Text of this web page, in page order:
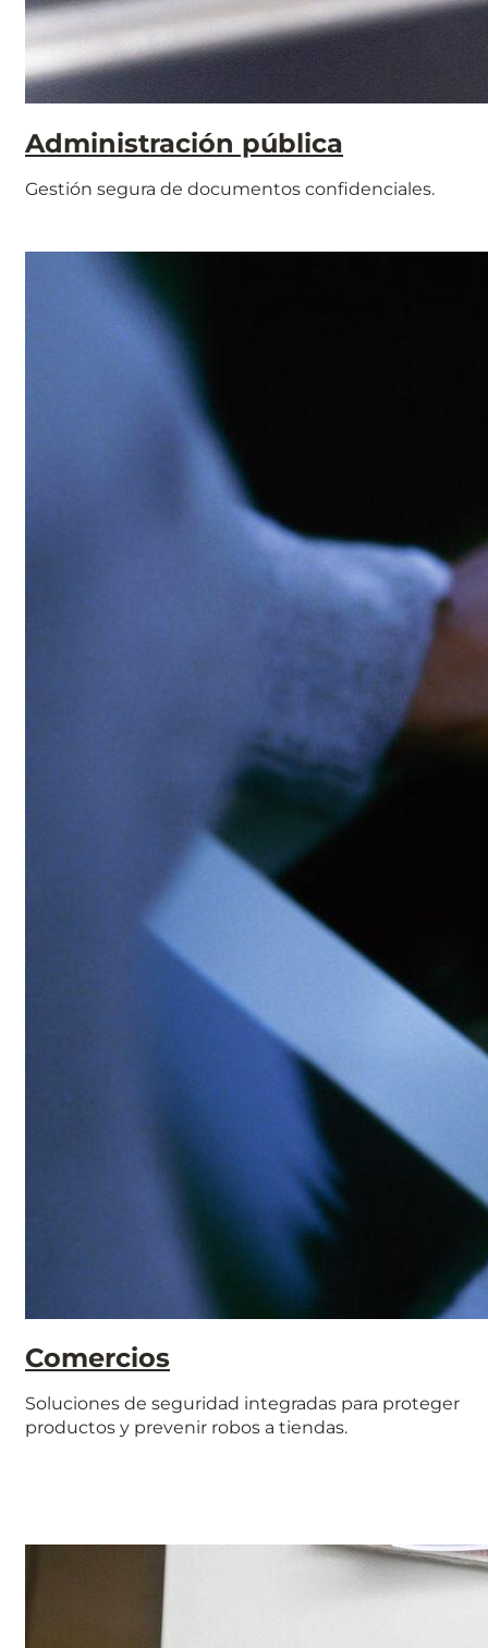
Administración pública
Gestión segura de documentos confidenciales.
Comercios
Soluciones de seguridad integradas para proteger
productos y prevenir robos a tiendas.